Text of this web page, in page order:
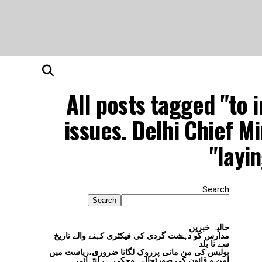
All posts tagged "to
issues. Delhi Chief
Search
Search
حالیہ خبریں
مدارس کو دہشت گردی کی فیکٹری کہنے والے تاریخ
سے نا بلد
پولیس کی من مانی پرروک لگانا ضروری،ریاست میں